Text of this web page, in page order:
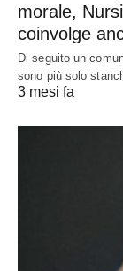
morale,
coinvolge
Di seguito un
sono più solo
3 mesi fa